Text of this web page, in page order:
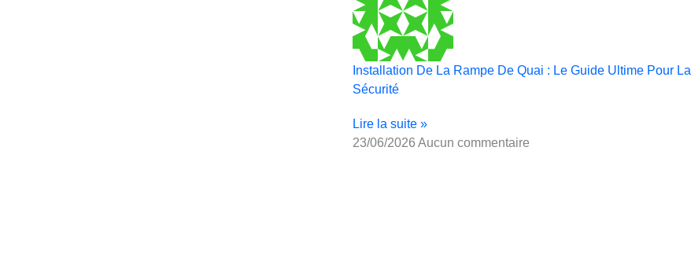
Installation De La Rampe De Quai : Le Guide Ultime Pour La
Sécurité
Lire la suite »
23/06/2026 Aucun commentaire